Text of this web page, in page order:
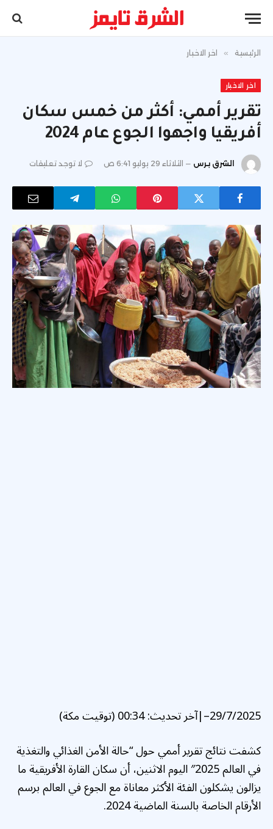
الرئيسية » اخر الاخبار
اخر الاخبار
تقرير أممي: أكثر من خمس سكان
أفريقيا واجهوا الجوع عام 2024
الشرق برس الثلاثاء 29 يوليو 6:41 ص لا توجد تعليقات
29/7/2025
–
|آخر تحديث:00:34 (توقيت مكة)
كشفت نتائج تقرير أممي حول “حالة الأمن الغذائي والتغذية
في العالم 2025″ اليوم الاثنين، أن سكان القارة الأفريقية ما
يزالون يشكلون الفئة الأكثر معاناة مع الجوع في العالم برسم
الأرقام الخاصة بالسنة الماضية 2024.